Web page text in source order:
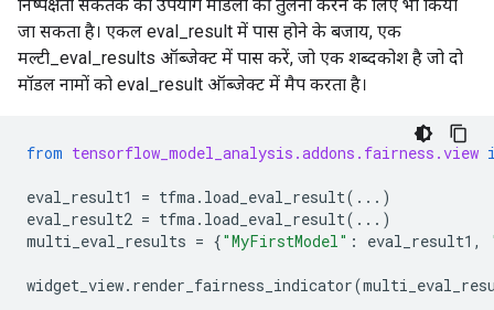
निष्पक्षता संकेतक का उपयोग मॉडलों की तुलना करने के लिए भी किया
जा सकता है। एकल eval_result में पास होने के बजाय, एक
मल्टी_eval_results ऑब्जेक्ट में पास करें, जो एक शब्दकोश है जो दो
मॉडल नामों को eval_result ऑब्जेक्ट में मैप करता है।
from tensorflow_model_analysis.addons.fairness.view
eval_result1 = tfma. load_eval_result( ... )
eval_result2 = tfma. load_eval_result( ... )
multi_eval_results = {"MyFirstModel" : eval_result1 ,
widget_view. render_fairness_indicator(